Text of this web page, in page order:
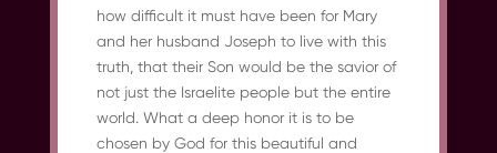
how difficult it must have been for Mary
and her husband Joseph to live with this
truth, that their Son would be the savior of
not just the Israelite people but the entire
world. What a deep honor it is to be
chosen by God for this beautiful and